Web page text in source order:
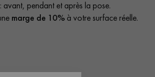
pendant et après la pose.
marge de 10% à votre surface réelle.